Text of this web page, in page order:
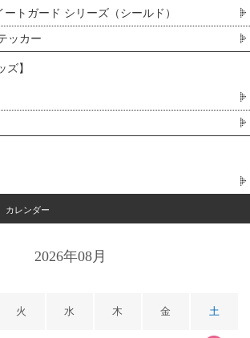
トガード シリーズ（シールド）
ッカー
ズ】
カレンダー
2026年08月
火 水 木 金 土